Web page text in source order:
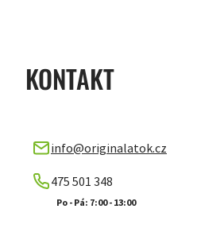
KONTAKT
info@originalatok.cz
475 501 348